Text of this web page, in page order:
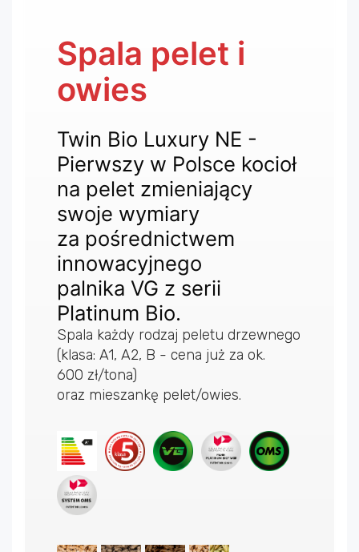
Spala pelet i
owies
Twin Bio Luxury NE -
Pierwszy w Polsce kocioł
na pelet zmieniający
swoje wymiary
za pośrednictwem
innowacyjnego
palnika VG z serii
Platinum Bio.
Spala każdy rodzaj peletu drzewnego
(klasa: A1, A2, B - cena już za ok.
600 zł/tona)
oraz mieszankę pelet/owies.